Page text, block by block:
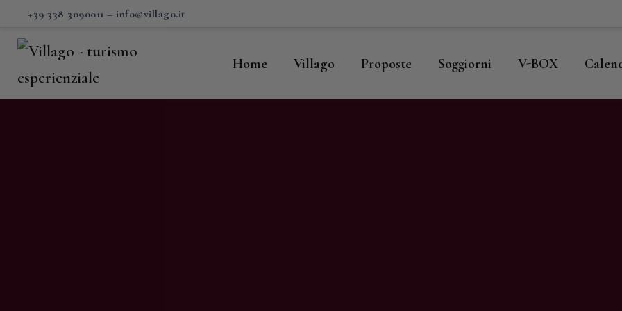
+39 338 3090011 – info@villago.it
Home Villago Proposte Soggiorni V-BOX
Villago
Proposte